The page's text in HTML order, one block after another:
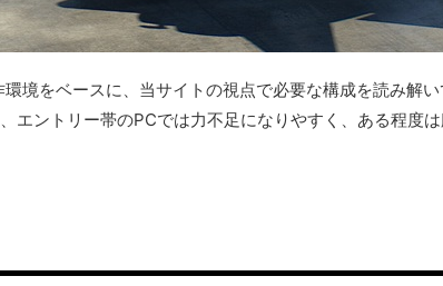
境をベースに、当サイトの視点で必要な構成を読み解い
エントリー帯のPCでは力不足になりやすく、ある程度